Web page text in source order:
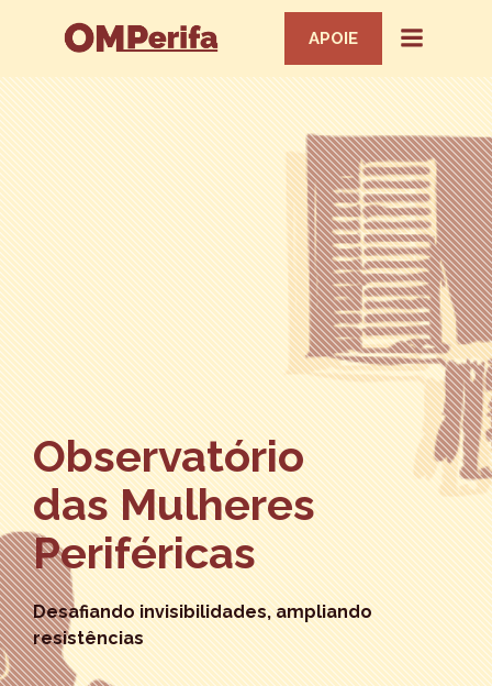
APOIE
Observatório
das Mulheres
Periféricas
Desafiando invisibilidades, ampliando
resistências